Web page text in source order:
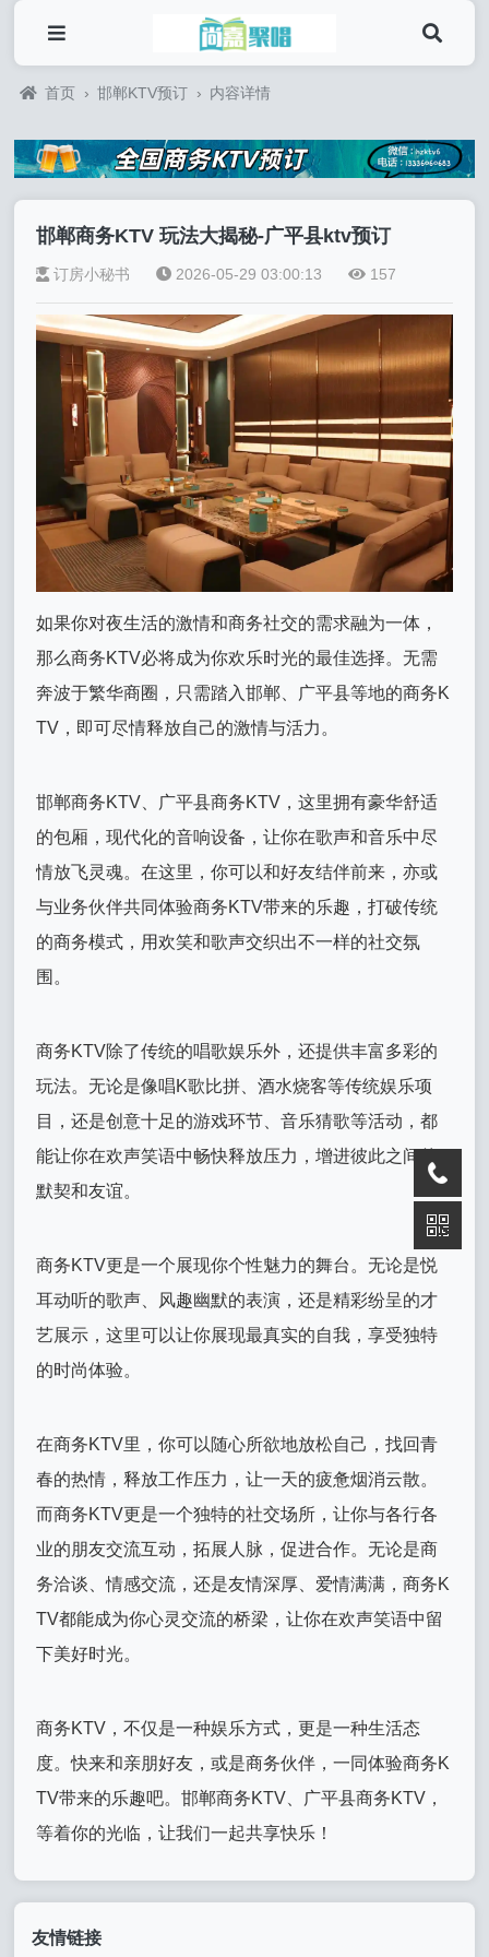
首页 › 邯郸KTV预订 › 内容详情
邯郸商务KTV 玩法大揭秘-广平县ktv预订
订房小秘书 2026-05-29 03:00:13 157
如果你对夜生活的激情和商务社交的需求融为一体，
那么商务KTV必将成为你欢乐时光的最佳选择。无需
奔波于繁华商圈，只需踏入邯郸、广平县等地的商务K
TV，即可尽情释放自己的激情与活力。
邯郸商务KTV、广平县商务KTV，这里拥有豪华舒适
的包厢，现代化的音响设备，让你在歌声和音乐中尽
情放飞灵魂。在这里，你可以和好友结伴前来，亦或
与业务伙伴共同体验商务KTV带来的乐趣，打破传统
的商务模式，用欢笑和歌声交织出不一样的社交氛
围。
商务KTV除了传统的唱歌娱乐外，还提供丰富多彩的
玩法。无论是像唱K歌比拼、酒水烧客等传统娱乐项
目，还是创意十足的游戏环节、音乐猜歌等活动，都
能让你在欢声笑语中畅快释放压力，增进彼此之间的
默契和友谊。
商务KTV更是一个展现你个性魅力的舞台。无论是悦
耳动听的歌声、风趣幽默的表演，还是精彩纷呈的才
艺展示，这里可以让你展现最真实的自我，享受独特
的时尚体验。
在商务KTV里，你可以随心所欲地放松自己，找回青
春的热情，释放工作压力，让一天的疲惫烟消云散。
而商务KTV更是一个独特的社交场所，让你与各行各
业的朋友交流互动，拓展人脉，促进合作。无论是商
务洽谈、情感交流，还是友情深厚、爱情满满，商务K
TV都能成为你心灵交流的桥梁，让你在欢声笑语中留
下美好时光。
商务KTV，不仅是一种娱乐方式，更是一种生活态
度。快来和亲朋好友，或是商务伙伴，一同体验商务K
TV带来的乐趣吧。邯郸商务KTV、广平县商务KTV，
等着你的光临，让我们一起共享快乐！
友情链接